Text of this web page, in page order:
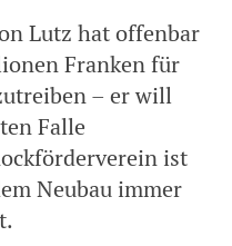
Lutz hat offenbar
Franken für
– er will
Falle
ist
Neubau immer